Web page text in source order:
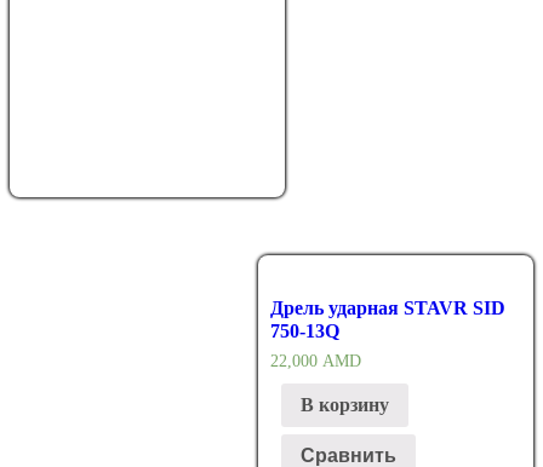
Дрель ударная STAVR SID
750-13Q
22,000 AMD
В корзину
Сравнить